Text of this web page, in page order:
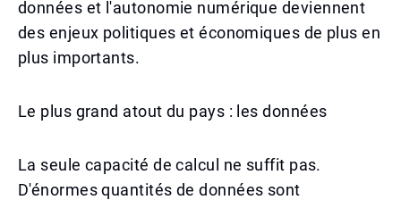
données et l'autonomie numérique deviennent
des enjeux politiques et économiques de plus en
plus importants.
Le plus grand atout du pays : les données
La seule capacité de calcul ne suffit pas.
D'énormes quantités de données sont